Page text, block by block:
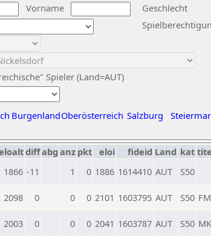
Vorname
Geschlecht
Spieler (Land=AUT)
BurgenlandOberösterreich Salzburg
diffabg anz pkt eloi fideid Land kat
1866 -11 1 0 1886 1614410 AUT S50
2098 0 0 0 2101 1603795 AUT S50 FM
2003 0 0 0 2041 1603787 AUT S50 MK